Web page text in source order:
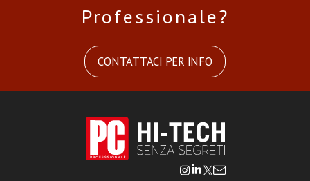
Professionale?
CONTATTACI PER INFO